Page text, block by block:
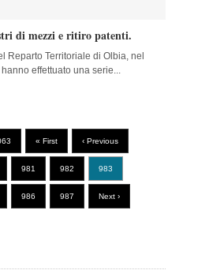
di mezzi e ritiro patenti.
Reparto Territoriale di Olbia, nel
effettuato una serie...
« First ‹ Previous
981 982 983
986 987 Next ›